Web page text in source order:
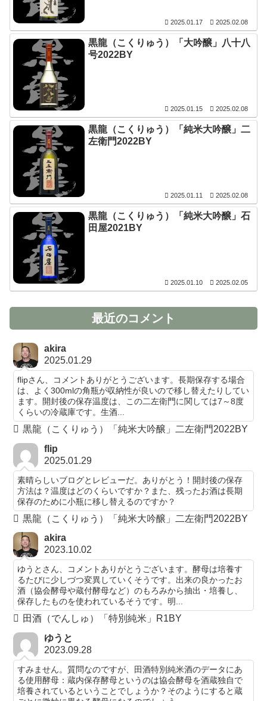
2025.01.17 2025.02.08
黒龍（こくりゅう）「大吟醸」八十八
号2022BY
2025.01.15 2025.02.08
黒龍（こくりゅう）「純米大吟醸」二
左衛門2022BY
2025.01.11 2025.02.08
黒龍（こくりゅう）「純米大吟醸」石
田屋2021BY
2025.01.10 2025.02.05
最近のコメント
akira
2025.01.29
flipさん、コメントありがとうございます。長期保存する場合
は、よく300mlの角瓶が収納性が良いので移し替えたりしてい
ます。開封後の保存温度は、この二左衛門に関しては7～8度
くらいの冷蔵庫です。生酒...
黒龍（こくりゅう）「純米大吟醸」二左衛門2022BY
flip
2025.01.29
素晴らしいブログとレビューだ。ありがとう！開封後の保存
方法は？温度はどのくらいですか？また、残ったお酒は長期
保存のために小瓶に移し替えるのですか？
黒龍（こくりゅう）「純米大吟醸」二左衛門2022BY
akira
2023.10.02
ゆうとさん、コメントありがとうございます。酵母は培養す
るたびに少しづつ変異していくそうです。出来の良かったお
酒（協会酵母や蔵付酵母など）のもろみから抽出・培養し、
保存したものを使われているそうです。明...
田酒（でんしゅ）「特別純米」R1BY
ゆうと
2023.09.28
すみません。質問なのですが、田酒特別純米酒のデータにあ
る使用酵母：蔵内保存酵母というのは協会酵母を酒蔵独自で
培養されているということでしょうか？そのようにすると蔵